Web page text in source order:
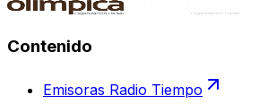
Contenido
Emisoras Radio Tiempo